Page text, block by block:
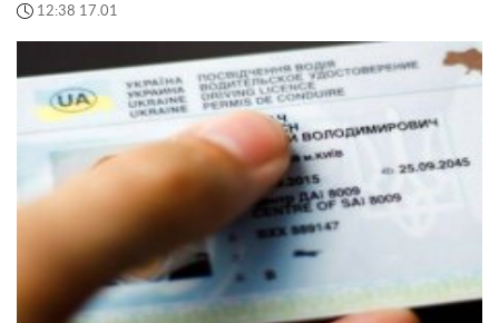
12:38 17.01